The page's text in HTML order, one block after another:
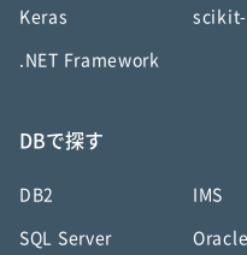
Keras
.NET Framework
DBで探す
DB2 IMS
SQL Server Oracle